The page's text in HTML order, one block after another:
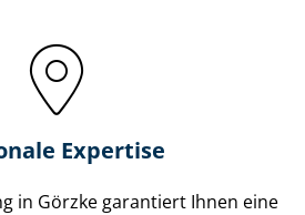
Expertise
in Görzke garantiert Ihnen eine